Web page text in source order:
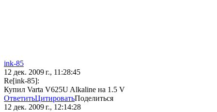
ink-85
12 дек. 2009 г., 11:28:45
Re[ink-85]:
Купил Varta V625U Alkaline на 1.5 V
ОтветитьЦитироватьПоделиться
12 дек. 2009 г., 12:14:28